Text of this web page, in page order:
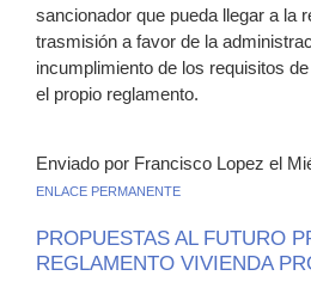
sancionador que pueda llegar a la
trasmisión a favor de la
incumplimiento de los requisitos
el propio reglamento.
Enviado por Francisco Lopez el
ENLACE PERMANENTE
PROPUESTAS AL FUTURO
REGLAMENTO VIVIENDA